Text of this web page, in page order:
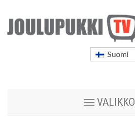
Suomi
VaihdaVALIKKO